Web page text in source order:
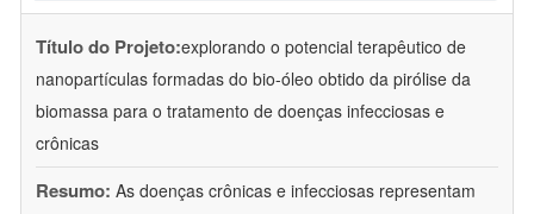
Título do Projeto:explorando o potencial terapêutico de
nanopartículas formadas do bio-óleo obtido da pirólise da
biomassa para o tratamento de doenças infecciosas e
crônicas
Resumo: As doenças crônicas e infecciosas representam